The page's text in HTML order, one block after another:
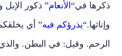
ذكرها في“الأنعام” ذكور الإبل
وإناثها.“يذرؤكم فيه” أي
الرحم. وقيل: في البطن.